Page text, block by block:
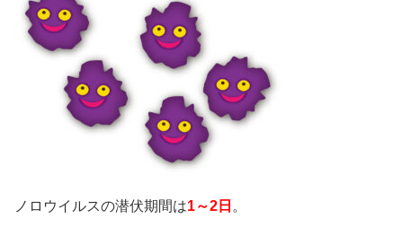
ノロウイルスの潜伏期間は1～2日 。